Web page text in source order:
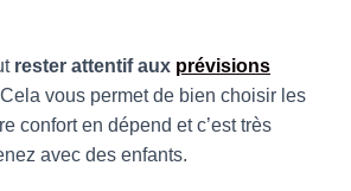
rester attentif aux prévisions
vous permet de bien choisir les
confort en dépend et c’est très
avec des enfants.